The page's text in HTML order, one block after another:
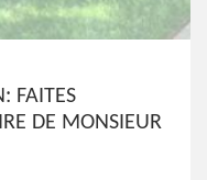
FAITES
DE MONSIEUR